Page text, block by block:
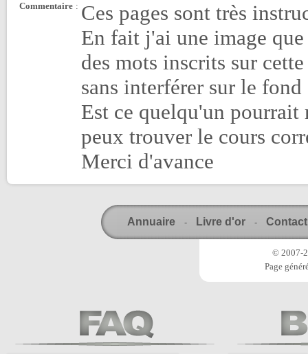
Commentaire : Ces pages sont très
En fait j'ai une image
des mots inscrits sur
sans interférer sur le
Est ce quelqu'un pourrait
peux trouver le cours
Merci d'avance
Annuaire - Livre d'or - Contact
© 2007-
Page